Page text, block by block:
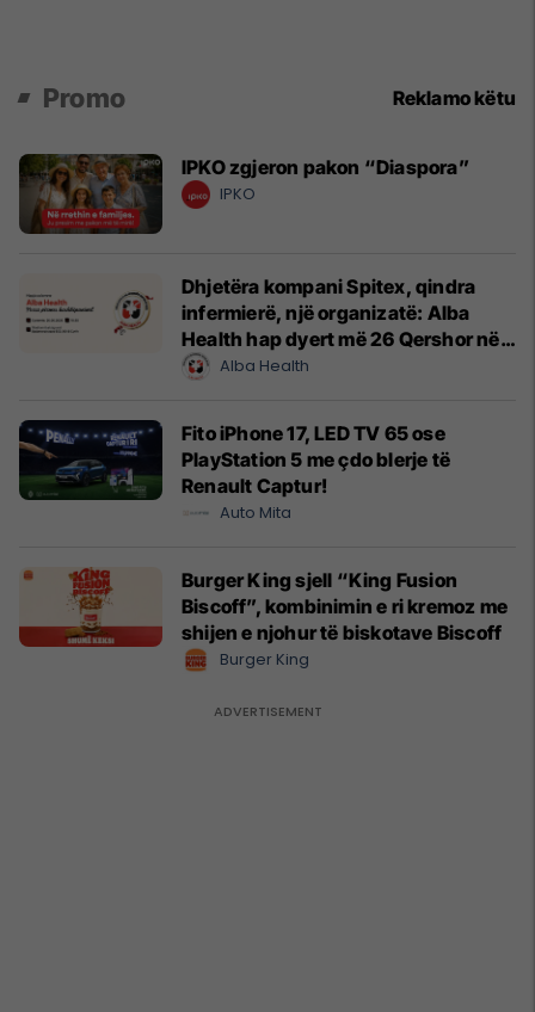
Promo Reklamo këtu
IPKO zgjeron pakon “Diaspora”
IPKO
Dhjetëra kompani Spitex, qindra
infermierë, një organizatë: Alba
Health hap dyert më 26 Qershor në
CyrihAlba Health
Fito iPhone 17, LED TV 65 ose
PlayStation 5 me çdo blerje të
Renault Captur!
Auto Mita
Burger King sjell “King Fusion
Biscoff”, kombinimin e ri kremoz me
shijen e njohur të biskotave Biscoff
Burger King